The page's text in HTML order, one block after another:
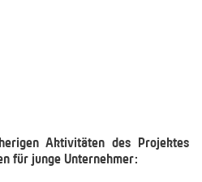
Aktivitäten des Projektes
für junge Unternehmer: